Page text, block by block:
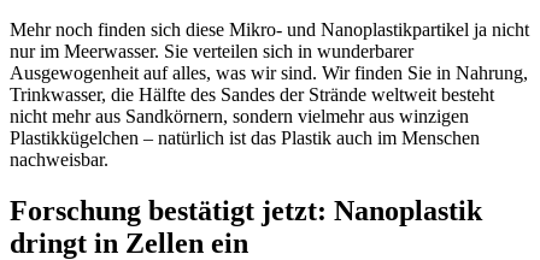
Mehr noch finden sich diese Mikro- und Nanoplastikpartikel ja nicht
nur im Meerwasser. Sie verteilen sich in wunderbarer
Ausgewogenheit auf alles, was wir sind. Wir finden Sie in Nahrung,
Trinkwasser, die Hälfte des Sandes der Strände weltweit besteht
nicht mehr aus Sandkörnern, sondern vielmehr aus winzigen
Plastikkügelchen – natürlich ist das Plastik auch im Menschen
nachweisbar.
Forschung bestätigt jetzt: Nanoplastik
dringt in Zellen ein